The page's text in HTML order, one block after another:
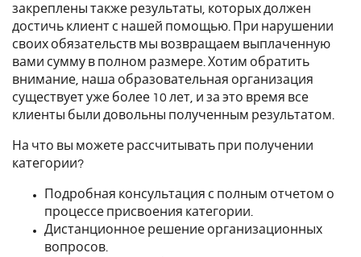
закреплены также результаты, которых должен
достичь клиент с нашей помощью. При нарушении
своих обязательств мы возвращаем выплаченную
вами сумму в полном размере. Хотим обратить
внимание, наша образовательная организация
существует уже более 10 лет, и за это время все
клиенты были довольны полученным результатом.
На что вы можете рассчитывать при получении
категории?
Подробная консультация с полным отчетом о
процессе присвоения категории.
Дистанционное решение организационных
вопросов.